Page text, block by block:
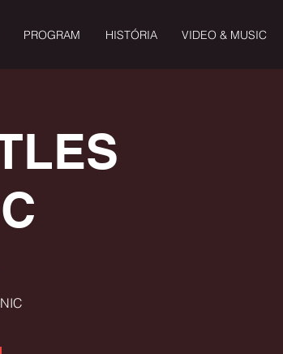
PROGRAM HISTÓRIA VIDEO & MUSIC